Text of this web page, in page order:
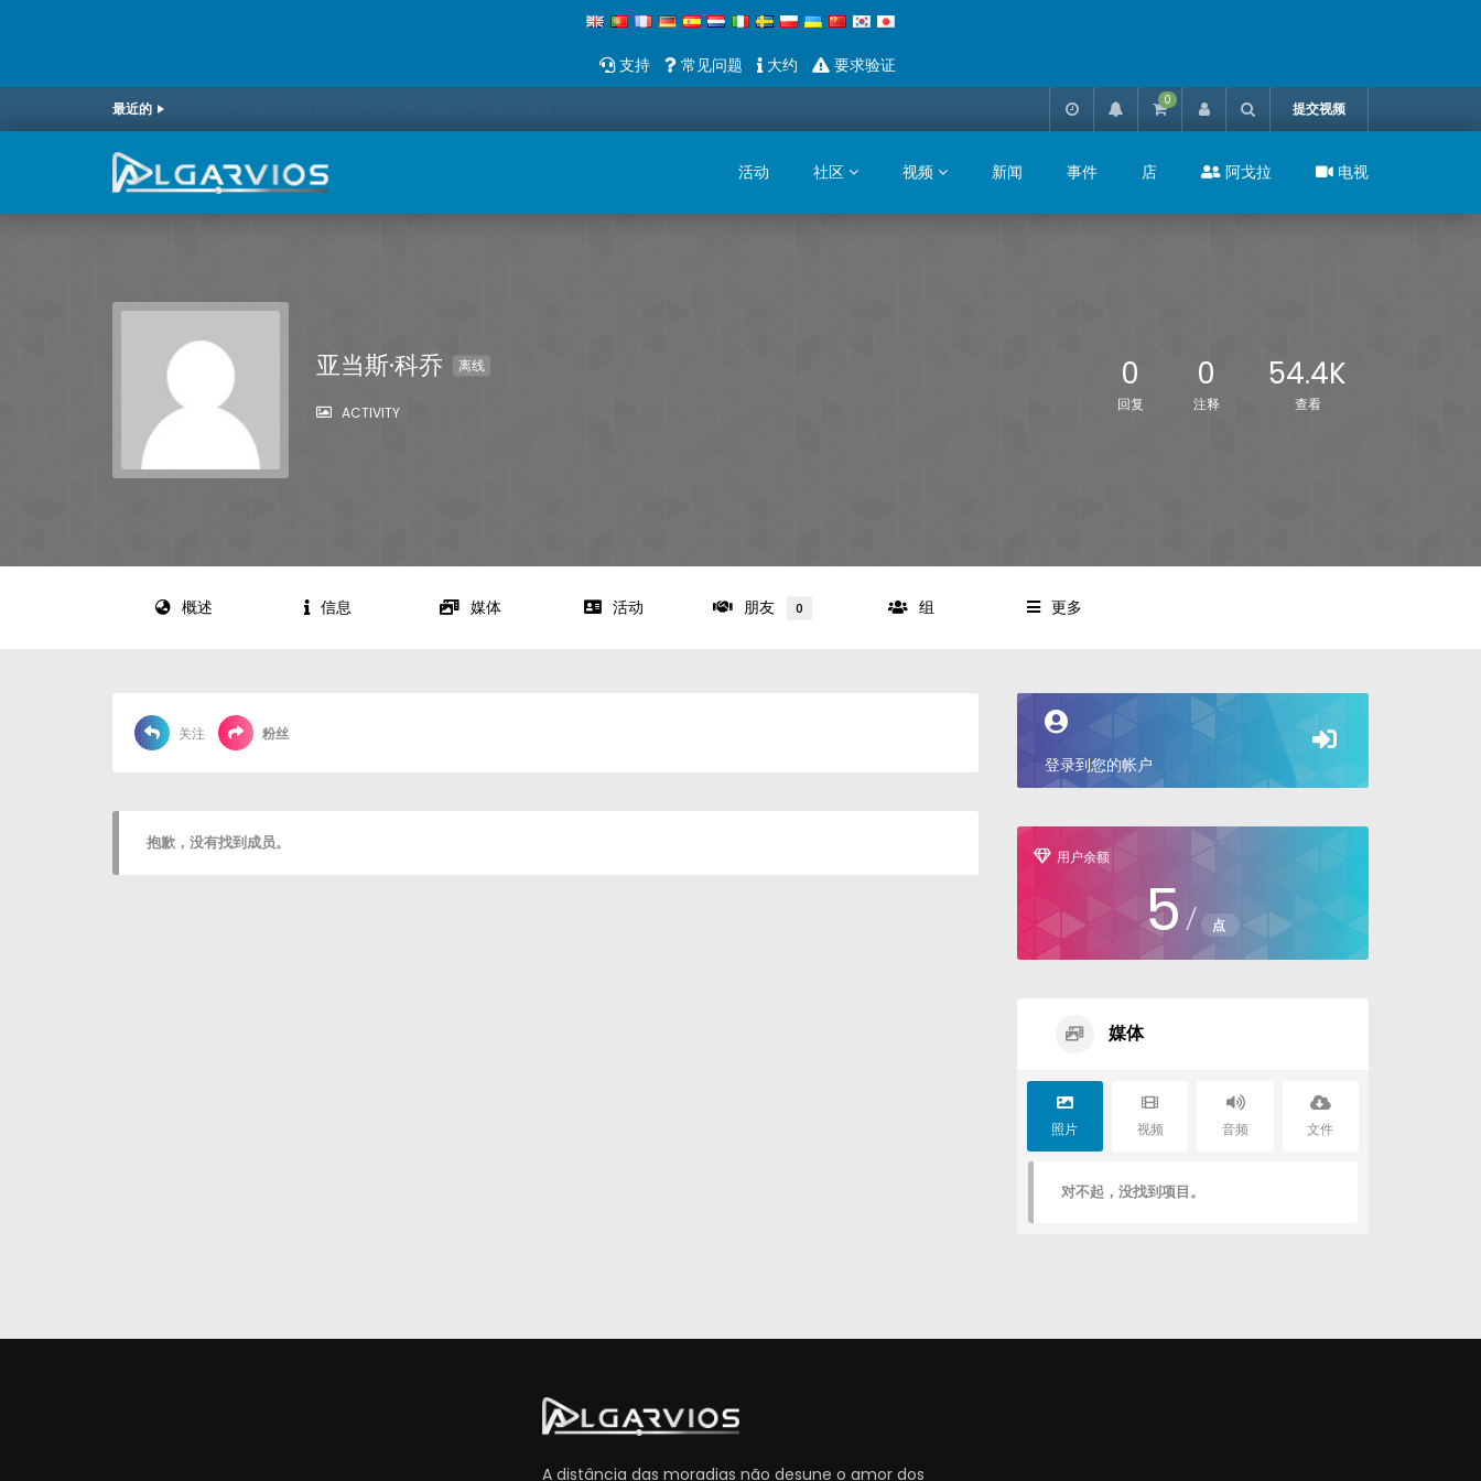
支持 常见问题 大约 要求验证
最近的 0 提交视频
活动 社区 视频 新闻 事件 店 阿戈拉 电视
亚当斯·科乔 离线
ACTIVITY
0
回复
0
注释
54.4K
查看
概述 信息 媒体 活动 朋友 0 组 更多
关注 粉丝
抱歉，没有找到成员。
登录到您的帐户
用户余额
5/ 点
媒体
照片 视频 音频 文件
对不起，没找到项目。
A distância das moradias não desune o amor dos